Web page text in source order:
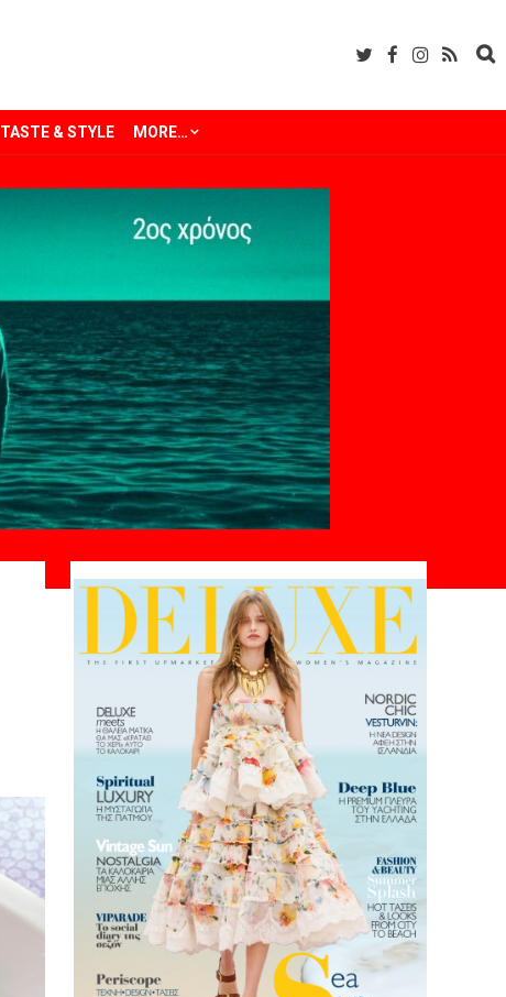
TASTE & STYLE MORE…